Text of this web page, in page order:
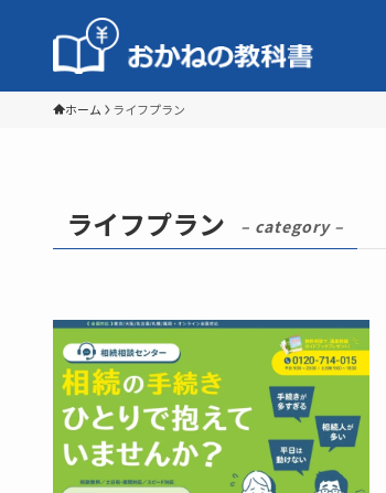
ホーム ライフプラン
ライフプラン – category –